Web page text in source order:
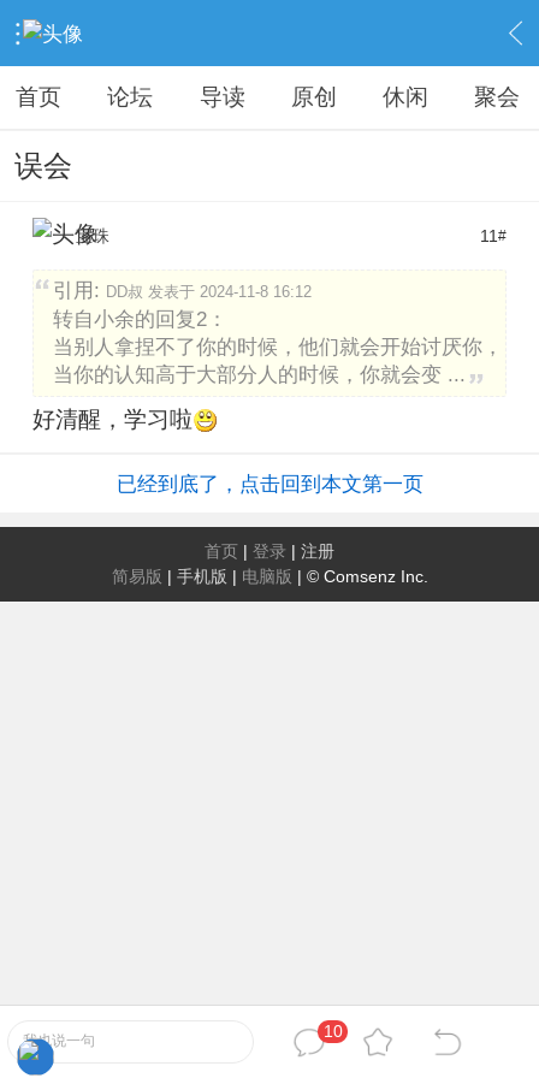
› KAIPINGREN › 原创之作 › 内容
首页 论坛 导读 原创 休闲 聚会
误会
11#
宝珠
引用: DD叔 发表于 2024-11-8 16:12
转自小余的回复2：
当别人拿捏不了你的时候，他们就会开始讨厌你，
当你的认知高于大部分人的时候，你就会变 ...
好清醒，学习啦
我也说一句
10
已经到底了，点击回到本文第一页
首页 | 登录 | 注册
简易版 | 手机版 | 电脑版 | © Comsenz Inc.